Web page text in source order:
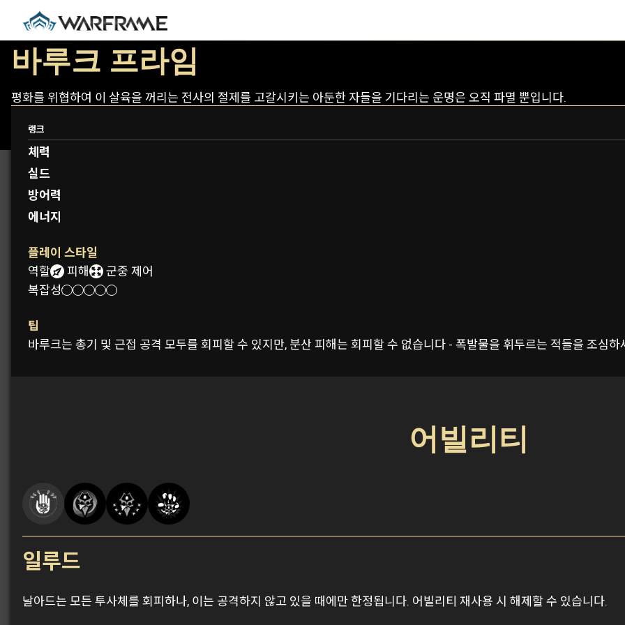
바루크 프라임
평화를 위협하여 이 살육을 꺼리는 전사의 절제를 고갈시키는 아둔한 자들을 기다리는 운명은 오직 파멸 뿐입니다.
랭크
체력
실드
방어력
에너지
플레이 스타일
역할:
피해
군중 제어
복잡성:
팁
바루크는 총기 및 근접 공격 모두를 회피할 수 있지만, 분산 피해는 회피할 수 없습니다 - 폭발물을 휘두르는 적들을 조심하
어빌리티
일루드
날아드는 모든 투사체를 회피하나, 이는 공격하지 않고 있을 때에만 한정됩니다. 어빌리티 재사용 시 해제할 수 있습니다.